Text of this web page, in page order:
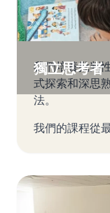
獨立思考者
我們培養批判
式探索和深思
法。
我們的課程從